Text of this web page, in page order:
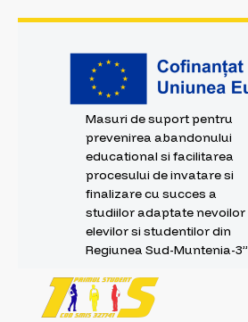
Masuri de suport pentru
prevenirea abandonului
educational si facilitarea
procesului de invatare si
finalizare cu succes a
studiilor adaptate nevoilor
elevilor si studentilor din
Regiunea Sud-Muntenia-3”